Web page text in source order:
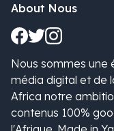
About Nous
Nous sommes une
média digital et de
Africa notre
contenus 100%